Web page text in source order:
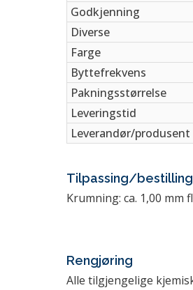
Godkjenning
Diverse
Farge
Byttefrekvens
Pakningsstørrelse
Leveringstid
Leverandør/produsent
Tilpassing/bestilling
Krumning: ca. 1,00 mm
Rengjøring
Alle tilgjengelige